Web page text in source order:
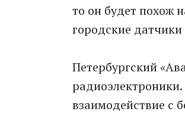
то он будет похож
городские
Петербургский
взаимодействие с